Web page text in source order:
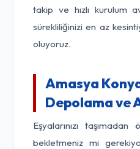
takip ve hızlı kurulum
sürekliliğinizi en az
oluyoruz.
Amasya
Depolama ve
Eşyalarınızı
bekletmeniz mi